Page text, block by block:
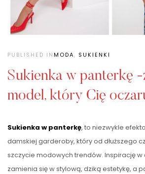
PUBLISHED INMODA, SUKIENKI
Sukienka w panterkę -
model, który Cię
Sukienka w panterkę, to niezwykle
damskiej garderoby, który od dłuższego
szczycie modowych trendów. Inspirację w
zamienia się w stylową, dziką estetykę, a